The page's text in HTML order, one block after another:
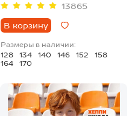
13865
В корзину
Размеры в наличии:
128
134 140 146 152
158
164
170